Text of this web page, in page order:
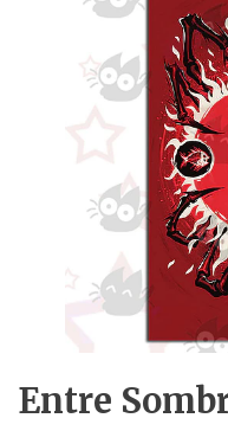
Entre